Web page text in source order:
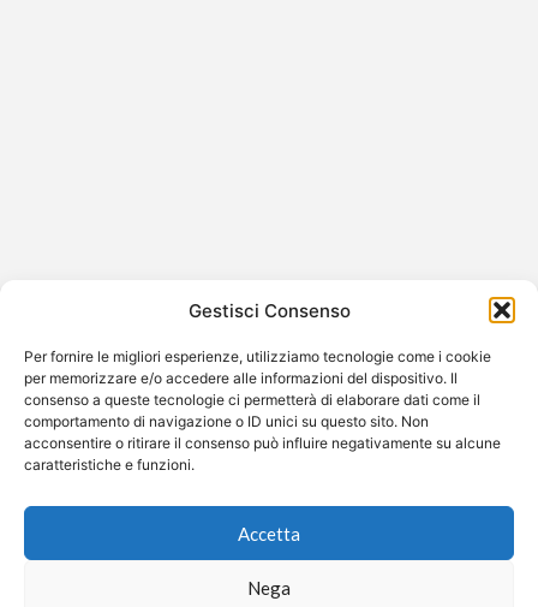
Gestisci Consenso
Per fornire le migliori esperienze, utilizziamo tecnologie come i cookie
per memorizzare e/o accedere alle informazioni del dispositivo. Il
consenso a queste tecnologie ci permetterà di elaborare dati come il
comportamento di navigazione o ID unici su questo sito. Non
acconsentire o ritirare il consenso può influire negativamente su alcune
caratteristiche e funzioni.
Accetta
Nega
Il caso del disegno utilizzato senza autorizzazione da
attirato l’attenzione…